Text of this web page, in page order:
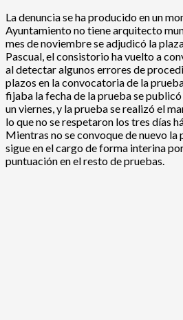
La denuncia se ha producido en un
Ayuntamiento no tiene arquitecto
mes de noviembre se adjudicó la
Pascual, el consistorio ha vuelto a
al detectar algunos errores de
plazos en la convocatoria de la
fijaba la fecha de la prueba se
un viernes, y la prueba se realizó el
lo que no se respetaron los tres días
Mientras no se convoque de nuevo
sigue en el cargo de forma interina
puntuación en el resto de pruebas.